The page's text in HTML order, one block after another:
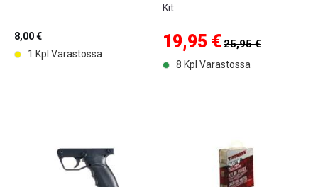
8,00 €
1 Kpl Varastossa
Kit
19,95 €25,95 €
8 Kpl Varastossa